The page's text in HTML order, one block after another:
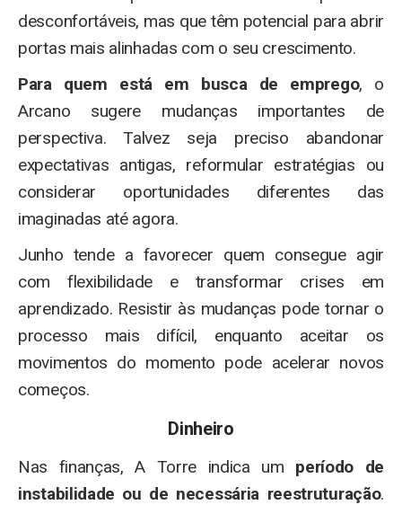
desconfortáveis, mas que têm potencial para abrir
portas mais alinhadas com o seu crescimento.
Para quem está em busca de emprego, o
Arcano sugere mudanças importantes de
perspectiva. Talvez seja preciso abandonar
expectativas antigas, reformular estratégias ou
considerar oportunidades diferentes das
imaginadas até agora.
Junho tende a favorecer quem consegue agir
com flexibilidade e transformar crises em
aprendizado. Resistir às mudanças pode tornar o
processo mais difícil, enquanto aceitar os
movimentos do momento pode acelerar novos
começos.
Dinheiro
Nas finanças, A Torre indica um período de
instabilidade ou de necessária reestruturação.